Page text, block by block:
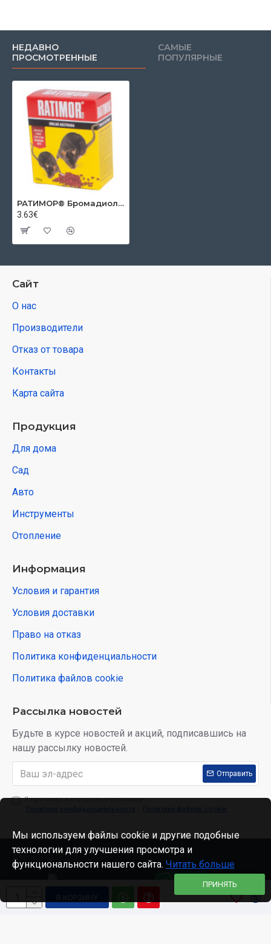
В КОРЗИНУ
НЕДАВНО
ПРОСМОТРЕННЫЕ
САМЫЕ
ПОПУЛЯРНЫЕ
РАТИМОР® Бромадиолон зерновая приманка для мышей и крыс, 150 г, зерно
3.63€
Сайт
О нас
Производители
Отказ от товара
Контакты
Карта сайта
Продукция
Для дома
Сад
Авто
Инструменты
Отопление
Информация
Условия и гарантия
Условия доставки
Право на отказ
Политика конфиденциальности
Политика файлов cookie
Рассылка новостей
Будьте в курсе новостей и акций, подписавшись на
нашу рассылку новостей.
Отправить
Я прочитал и согласен с условиям:
Политика конфиденциальности
Политика файлов cookie
Alakrab © 2023
ПРИНЯТЬ
Мы используем файлы cookie и другие подобные
технологии для улучшения просмотра и
функциональности нашего сайта. Читать больше